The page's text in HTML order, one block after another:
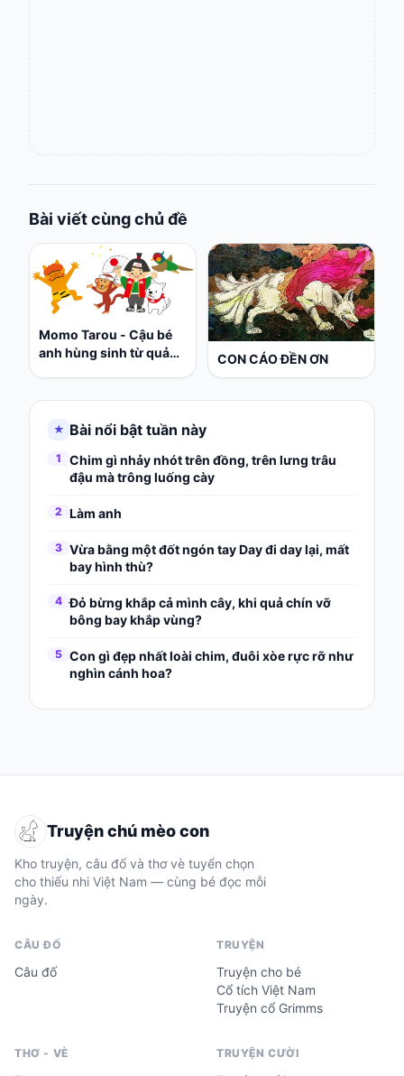
Bài viết cùng chủ đề
Momo Tarou - Cậu bé
anh hùng sinh từ quả
CON CÁO ĐỀN ƠN
★ Bài nổi bật tuần này
1
Chim gì nhảy nhót trên đồng, trên lưng trâu
đậu mà trông luống cày
2 Làm anh
3 Vừa bằng một đốt ngón tay Day đi day lại, mất
bay hình thù?
4 Đỏ bừng khắp cả mình cây, khi quả chín vỡ
bông bay khắp vùng?
5 Con gì đẹp nhất loài chim, đuôi xòe rực rỡ như
nghìn cánh hoa?
Truyện chú mèo con
Kho truyện, câu đố và thơ vè tuyển chọn
cho thiếu nhi Việt Nam — cùng bé đọc mỗi
ngày.
CÂU ĐỐ
Câu đố
TRUYỆN
Truyện cho bé
Cổ tích Việt Nam
Truyện cổ Grimms
THƠ - VÈ TRUYỆN CƯỜI